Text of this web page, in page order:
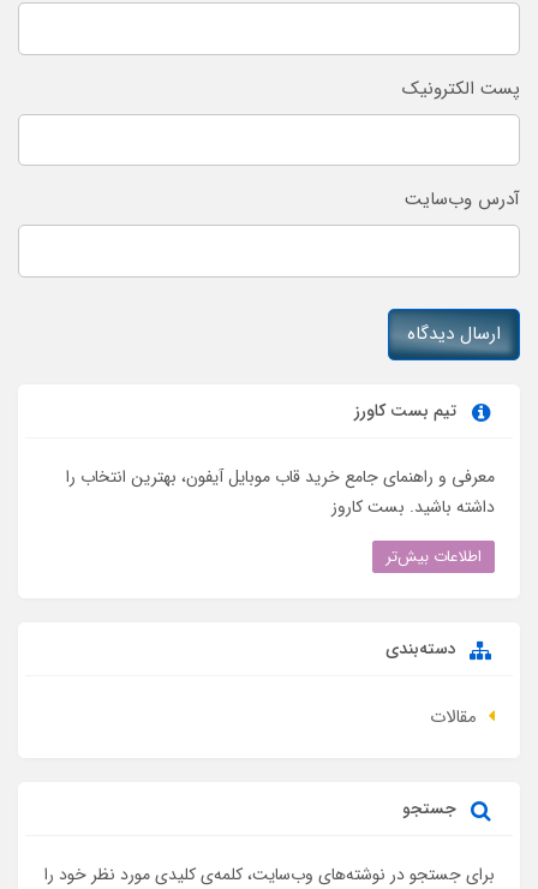
پست الکترونیک
آدرس وب‌سایت
ارسال دیدگاه
تیم بست کاورز
معرفی و راهنمای جامع خرید قاب موبایل آیفون، بهترین انتخاب را
داشته باشید. بست کاروز
اطلاعات بیش‌تر
دسته‌بندی
مقالات
جستجو
برای جستجو در نوشته‌های وب‌سایت، کلمه‌ی کلیدی مورد نظر خود را